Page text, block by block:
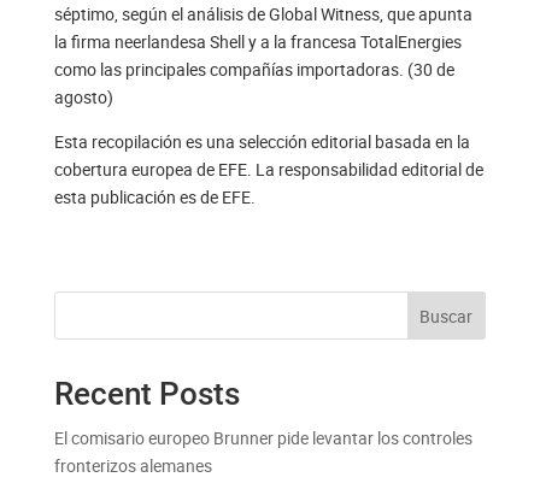
séptimo, según el análisis de Global Witness, que apunta
la firma neerlandesa Shell y a la francesa TotalEnergies
como las principales compañías importadoras. (30 de
agosto)
Esta recopilación es una selección editorial basada en la
cobertura europea de EFE. La responsabilidad editorial de
esta publicación es de EFE.
Buscar
Recent Posts
El comisario europeo Brunner pide levantar los controles
fronterizos alemanes